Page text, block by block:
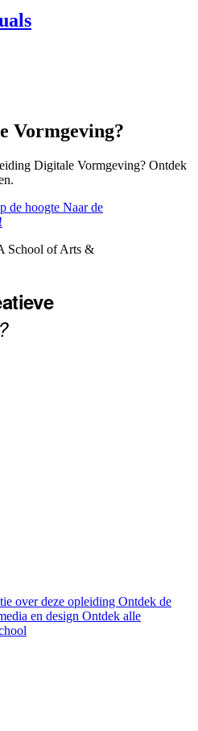
Vormgeving?
Digitale Vormgeving? Ontdek
de hoogte Naar de
School of Arts &
over deze opleiding Ontdek de
en design Ontdek alle